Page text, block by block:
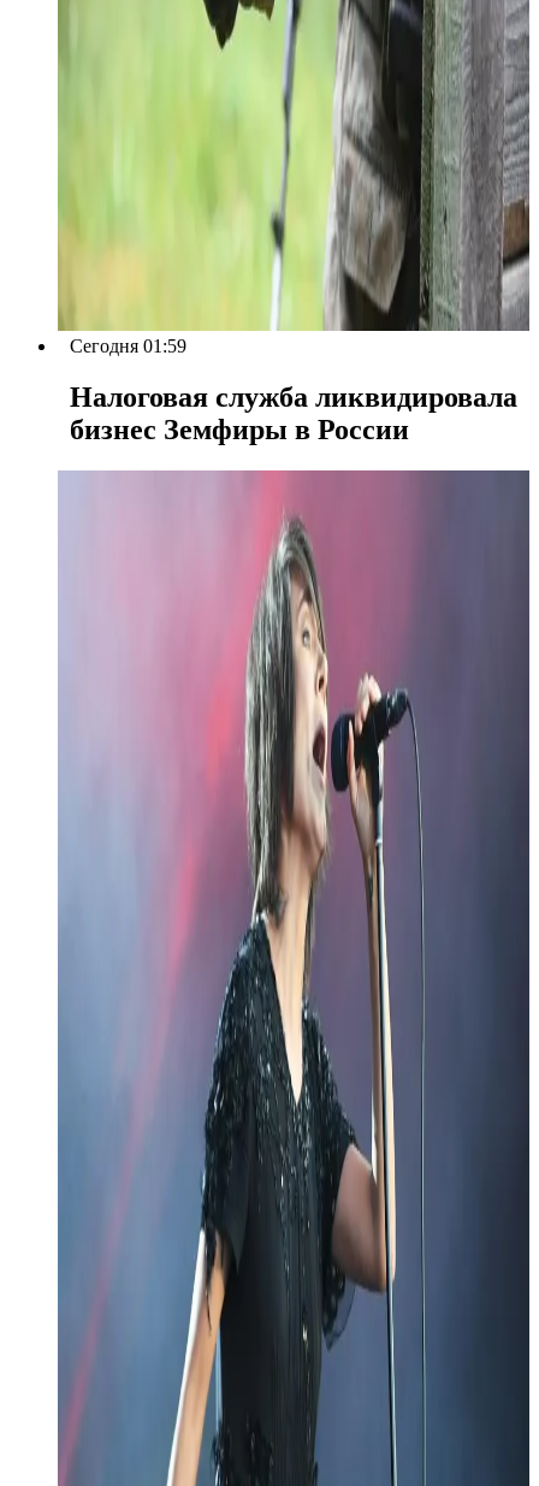
Сегодня 01:59
Налоговая служба ликвидировала
бизнес Земфиры в России